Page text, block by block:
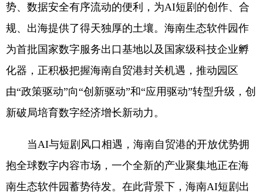
势、数据安全有序流动的便利，为AI短剧的创作、合
规、出海提供了得天独厚的土壤。海南生态软件园作
为首批国家数字服务出口基地以及国家级科技企业孵
化器，正积极把握海南自贸港封关机遇，推动园区
由“政策驱动”向“创新驱动”和“应用驱动”转型升级，创
新破局培育数字经济增长新动力。
当AI与短剧风口相遇，海南自贸港的开放优势拥
抱全球数字内容市场，一个全新的产业聚集地正在海
南生态软件园蓄势待发。在此背景下，海南AI短剧出